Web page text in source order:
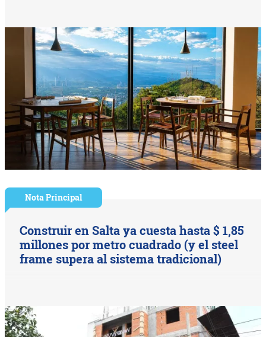
Nota Principal
Construir en Salta ya cuesta hasta $ 1,85
millones por metro cuadrado (y el steel
frame supera al sistema tradicional)